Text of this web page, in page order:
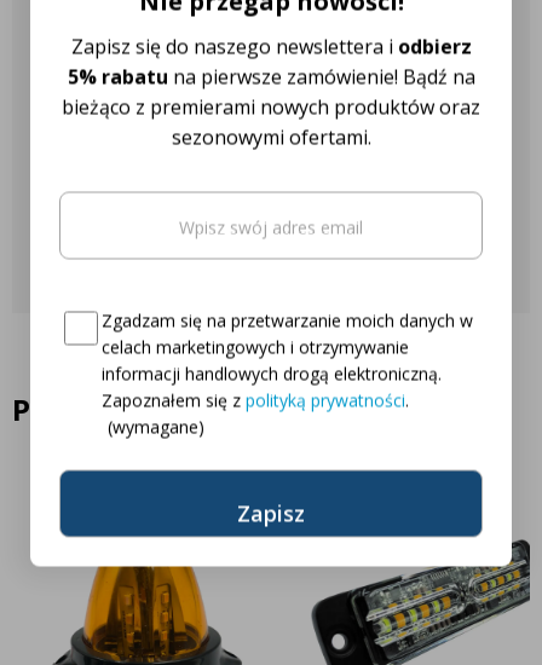
Nasza obsługa klienta jest do
Twojej dyspozycji!
Skontaktuj się z nami
Podobne produkty
Zapisz się do naszego newslettera i odbierz
5% rabatu na pierwsze zamówienie! Bądź na
bieżąco z premierami nowych produktów oraz
sezonowymi ofertami.
Email
Consent (wymagane)
Zgadzam się na przetwarzanie moich danych w
celach marketingowych i otrzymywanie
informacji handlowych drogą elektroniczną.
Zapoznałem się z polityką prywatności.
(wymagane)
Oto Twój kod zniżkowy na